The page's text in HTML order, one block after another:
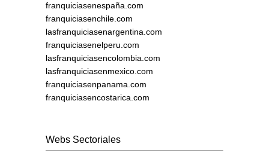
franquiciasenespaña.com
franquiciasenchile.com
lasfranquiciasenargentina.com
franquiciasenelperu.com
lasfranquiciasencolombia.com
lasfranquiciasenmexico.com
franquiciasenpanama.com
franquiciasencostarica.com
Webs Sectoriales